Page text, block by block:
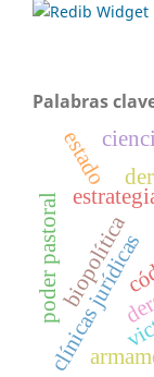
Palabras
clínicas jurídicas
poder pastoral
estado
biopolítica